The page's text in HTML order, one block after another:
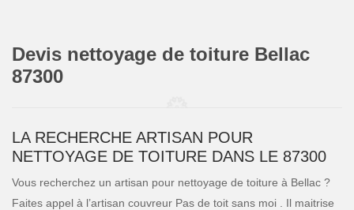
Devis nettoyage de toiture Bellac
87300
LA RECHERCHE ARTISAN POUR
NETTOYAGE DE TOITURE DANS LE 87300
Vous recherchez un artisan pour nettoyage de toiture à Bellac ?
Faites appel à l’artisan couvreur Pas de toit sans moi . Il maitrise